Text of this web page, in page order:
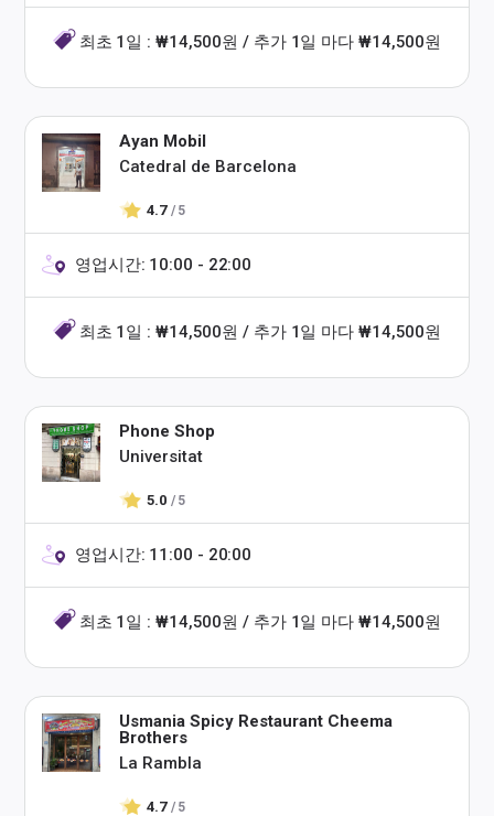
최초 1일 : ₩14,500원 / 추가 1일 마다 ₩14,500원
Ayan Mobil
Catedral de Barcelona
4.7 / 5
영업시간: 10:00 - 22:00
최초 1일 : ₩14,500원 / 추가 1일 마다 ₩14,500원
Phone Shop
Universitat
5.0 / 5
영업시간: 11:00 - 20:00
최초 1일 : ₩14,500원 / 추가 1일 마다 ₩14,500원
Usmania Spicy Restaurant Cheema
Brothers
La Rambla
4.7 / 5